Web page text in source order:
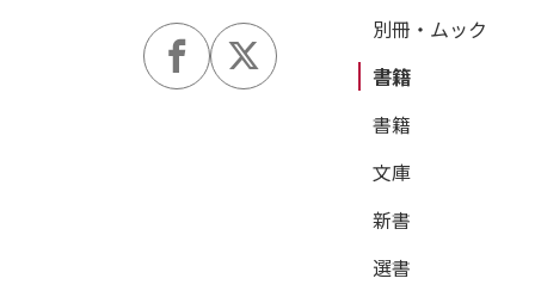
別冊・ムック
書籍
書籍
文庫
新書
選書